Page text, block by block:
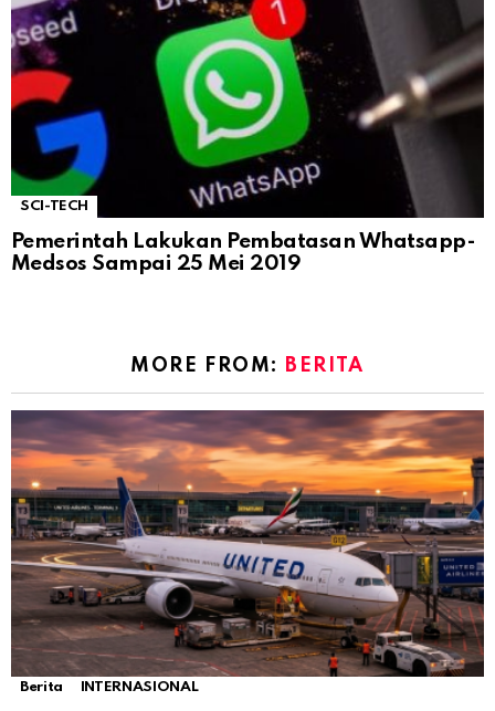
SCI-TECH
Pemerintah Lakukan Pembatasan Whatsapp-
Medsos Sampai 25 Mei 2019
MORE FROM: BERITA
Berita INTERNASIONAL